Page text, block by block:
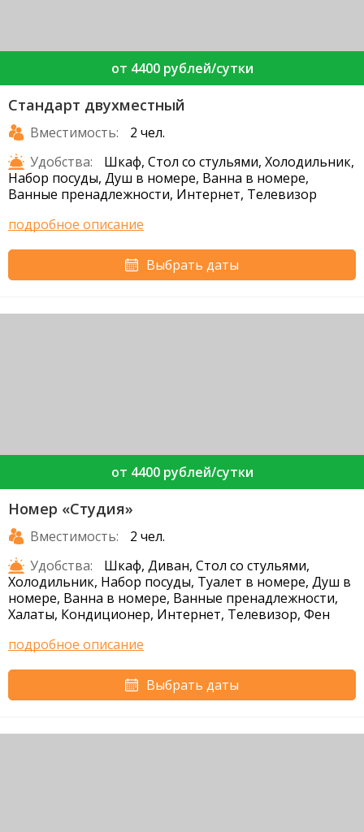
от 4400 рублей/сутки
Стандарт двухместный
Вместимость:
2 чел.
Удобства:
Шкаф, Стол со стульями, Холодильник,
Набор посуды, Душ в номере, Ванна в номере,
Ванные пренадлежности, Интернет, Телевизор
подробное описание
Выбрать даты
от 4400 рублей/сутки
Номер «Студия»
Вместимость:
2 чел.
Удобства:
Шкаф, Диван, Стол со стульями,
Холодильник, Набор посуды, Туалет в номере, Душ в
номере, Ванна в номере, Ванные пренадлежности,
Халаты, Кондиционер, Интернет, Телевизор, Фен
подробное описание
Выбрать даты